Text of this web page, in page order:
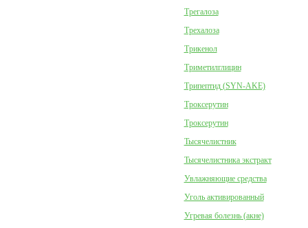
Трегалоза
Трехалоза
Трикенол
Триметилглицин
Трипептид (SYN-AKE)
Троксерутин
Троксерутин
Тысячелистник
Тысячелистника экстракт
Увлажняющие средства
Уголь активированный
Угревая болезнь (акне)